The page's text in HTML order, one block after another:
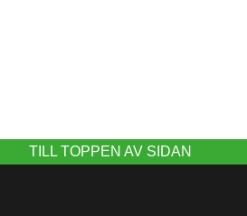
TILL TOPPEN AV SIDAN